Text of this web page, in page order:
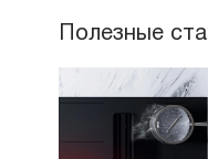
Полезные